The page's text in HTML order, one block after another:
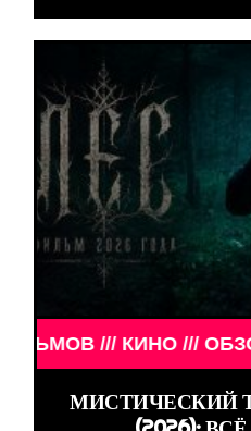
/// КИНО ///
МИСТИЧЕСКИЙ